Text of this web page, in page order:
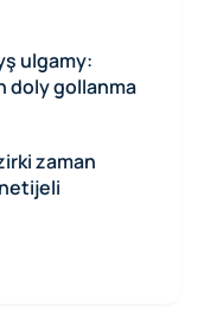
ulgamy:
doly gollanma
zaman